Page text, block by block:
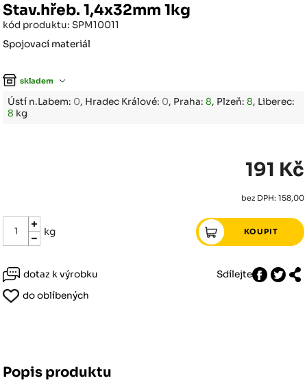
Stav.hřeb. 1,4x32mm 1kg
kód produktu: SPM10011
Spojovací materiál
skladem
Ústí n.Labem: 0, Hradec Králové: 0, Praha:8, Plzeň:8, Liberec:
8 kg
191 Kč
bez DPH: 158,00
kg
dotaz k výrobku
Sdílejte
do oblíbených
Popis produktu